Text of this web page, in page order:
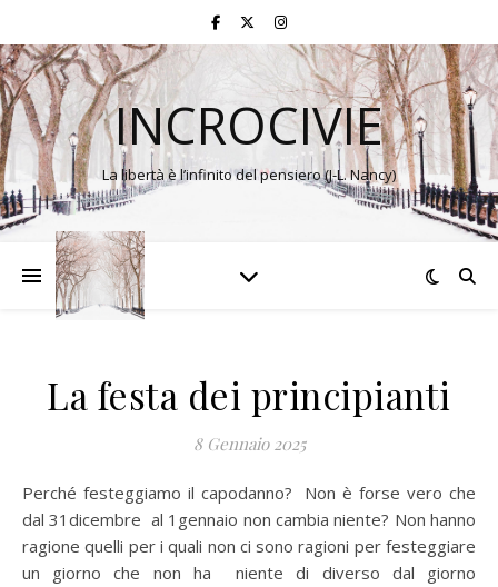
INCROCIVIE
La libertà è l’infinito del pensiero (J-L. Nancy)
La festa dei principianti
8 Gennaio 2025
Perché festeggiamo il capodanno? Non è forse vero che
dal 31dicembre al 1gennaio non cambia niente? Non hanno
ragione quelli per i quali non ci sono ragioni per festeggiare
un giorno che non ha niente di diverso dal giorno